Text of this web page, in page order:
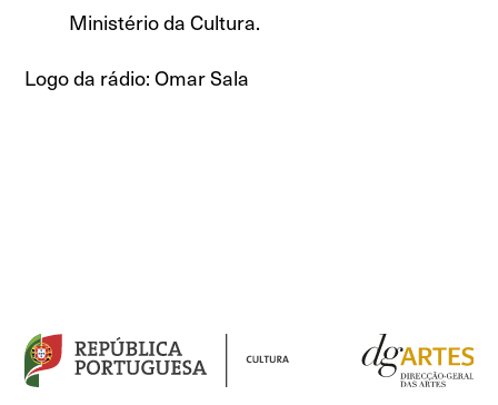
Ministério da Cultura.
Logo da rádio: Omar Sala